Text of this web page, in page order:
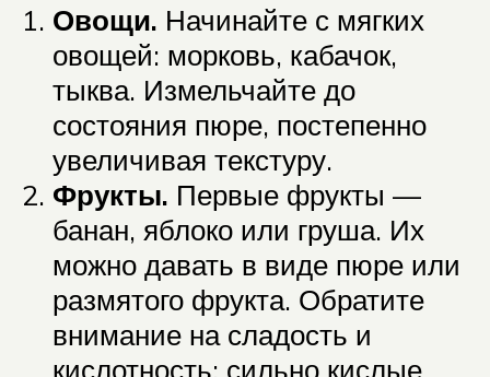
Овощи. Начинайте с мягких
овощей: морковь, кабачок,
тыква. Измельчайте до
состояния пюре, постепенно
увеличивая текстуру.
Фрукты. Первые фрукты —
банан, яблоко или груша. Их
можно давать в виде пюре или
размятого фрукта. Обратите
внимание на сладость и
кислотность: сильно кислые